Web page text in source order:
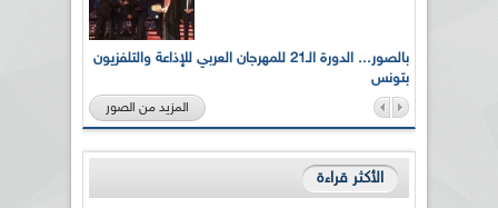
بالصور... الدورة الـ21 للمهرجان العربي للإذاعة والتلفزيون
بتونس
المزيد من الصور
الأكثر قراءة